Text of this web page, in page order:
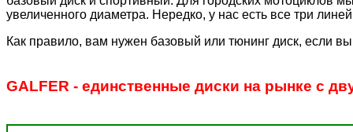
увеличенного диаметра. Нередко, у нас есть все три
Как правило, вам нужен базовый или тюнинг диск, если
GALFER - единственные диски на рынке с